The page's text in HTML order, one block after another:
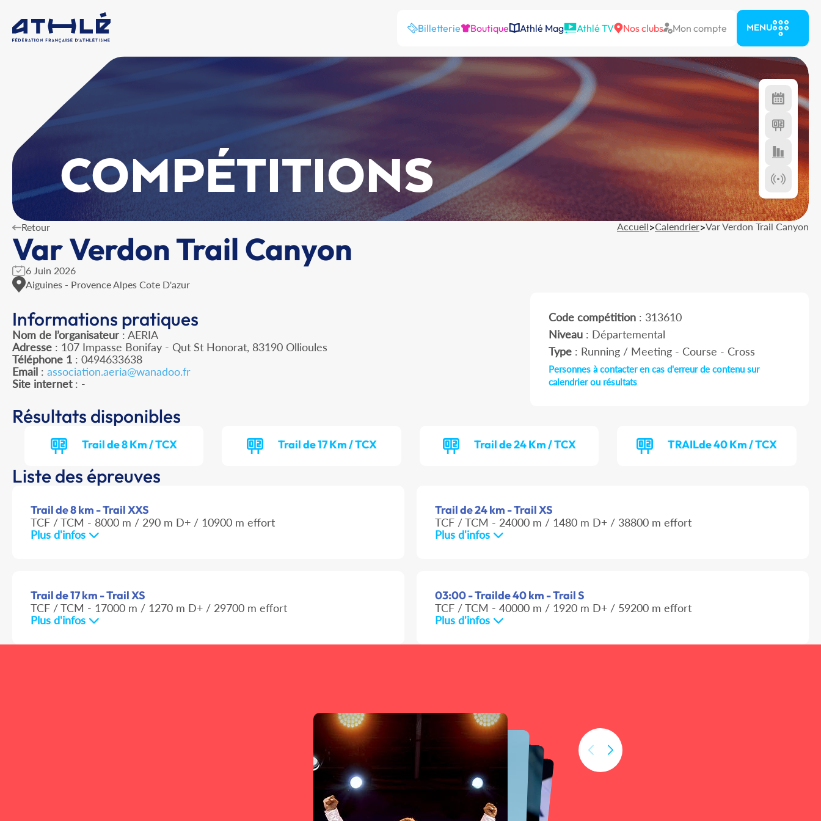
Billetterie Boutique Athlé Mag Athlé TV Nos clubs Mon compte MENU
COMPÉTITIONS
Retour Accueil>Calendrier>Var Verdon Trail Canyon
Var Verdon Trail Canyon
6 Juin 2026
Aiguines - Provence Alpes Cote D'azur
Informations pratiques
Nom de l’organisateur : AERIA
Adresse : 107 Impasse Bonifay - Qut St Honorat, 83190 Ollioules
Téléphone 1 : 0494633638
Email : association.aeria@wanadoo.fr
Site internet: -
Code compétition: 313610
Niveau: Départemental
Type: Running / Meeting - Course - Cross
Personnes à contacter en cas d'erreur de contenu sur
calendrier ou résultats
Résultats disponibles
Trail de 8 Km / TCX Trail de 17 Km / TCX Trail de 24 Km / TCX TRAILde 40 Km / TCX
Liste des épreuves
Trail de 8 km - Trail XXS
TCF / TCM - 8000 m / 290 m D+ / 10900 m effort
Plus d'infos
Trail de 24 km - Trail XS
TCF / TCM - 24000 m / 1480 m D+ / 38800 m effort
Plus d'infos
Trail de 17 km - Trail XS
TCF / TCM - 17000 m / 1270 m D+ / 29700 m effort
Plus d'infos
03:00 - Trailde 40 km - Trail S
TCF / TCM - 40000 m / 1920 m D+ / 59200 m effort
Plus d'infos